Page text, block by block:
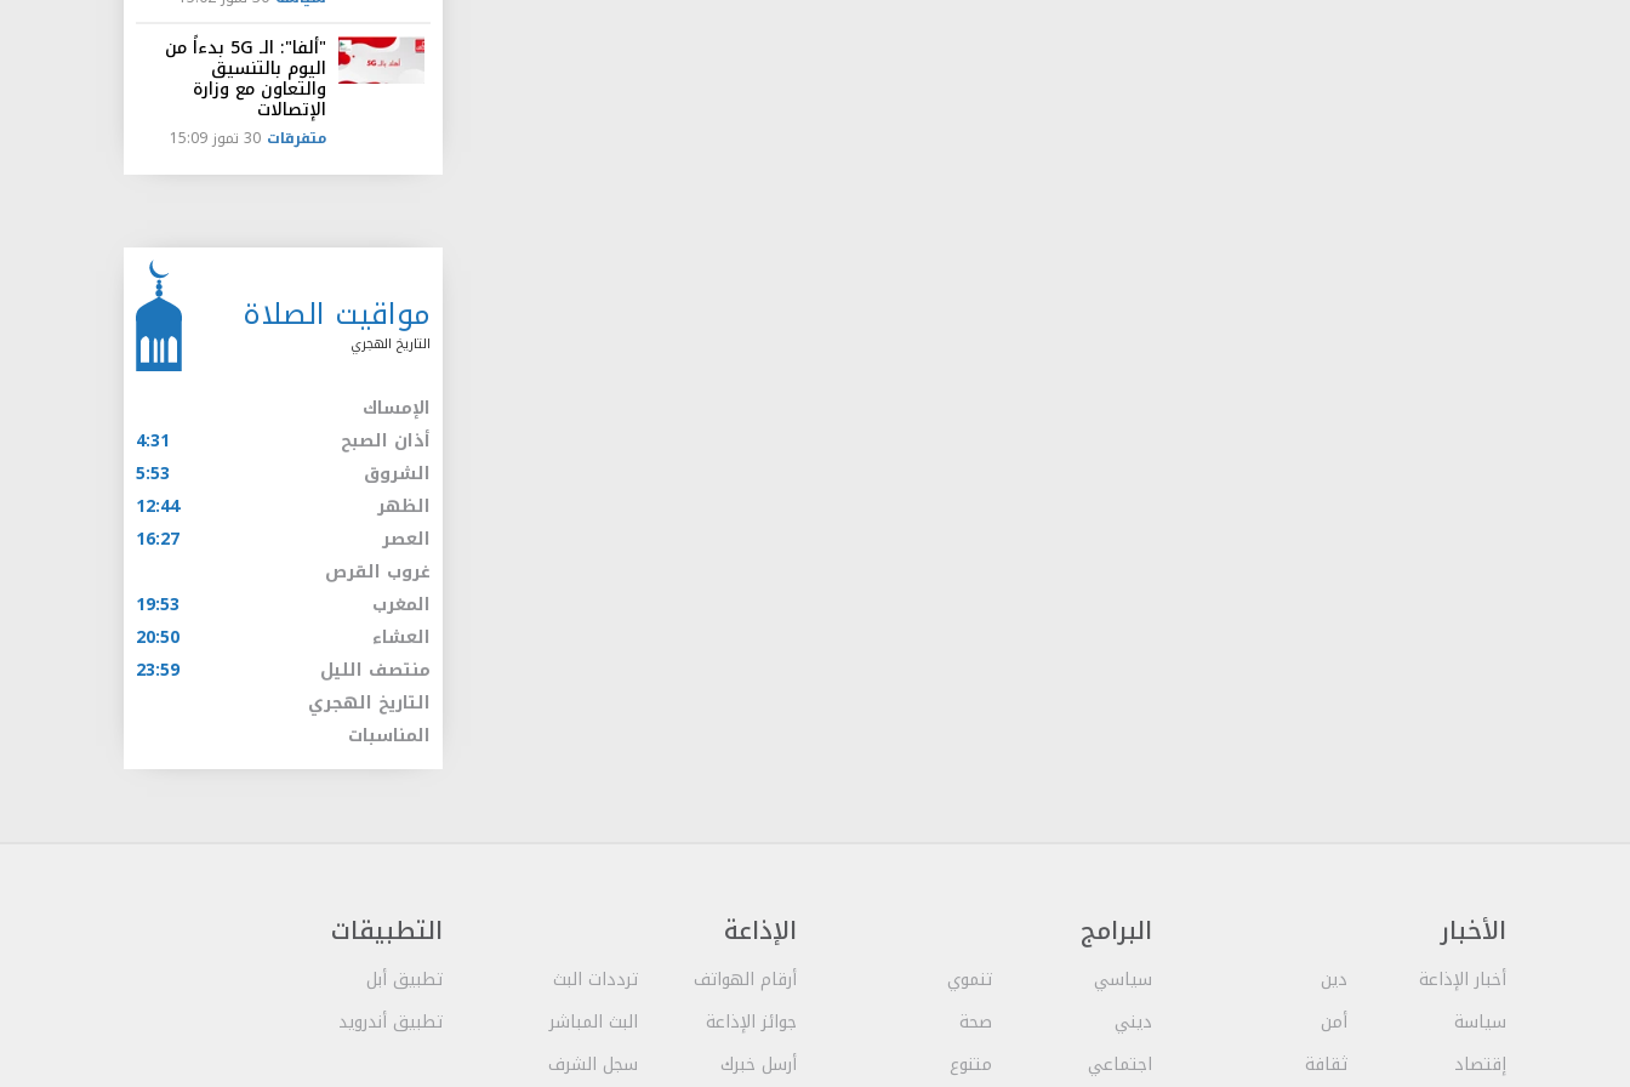
"ألفا": الـ 5G بدءاً من
اليوم بالتنسيق
والتعاون مع وزارة
الإتصالات
متفرقات 30 تموز 15:09
مواقيت الصلاة
التاريخ الهجري
الإمساك
أذان الصبح
4:31
الشروق
5:53
الظهر
12:44
العصر
16:27
غروب القرص
المغرب
19:53
العشاء
20:50
منتصف الليل
23:59
التاريخ الهجري
المناسبات
الأخبار
أخبار الإذاعة
سياسة
إقتصاد
دين
أمن
ثقافة
البرامج
سياسي
ديني
اجتماعي
تنموي
صحة
متنوع
الإذاعة
أرقام الهواتف
جوائز الإذاعة
أرسل خبرك
ترددات البث
البث المباشر
سجل الشرف
التطبيقات
تطبيق أبل
تطبيق أندرويد